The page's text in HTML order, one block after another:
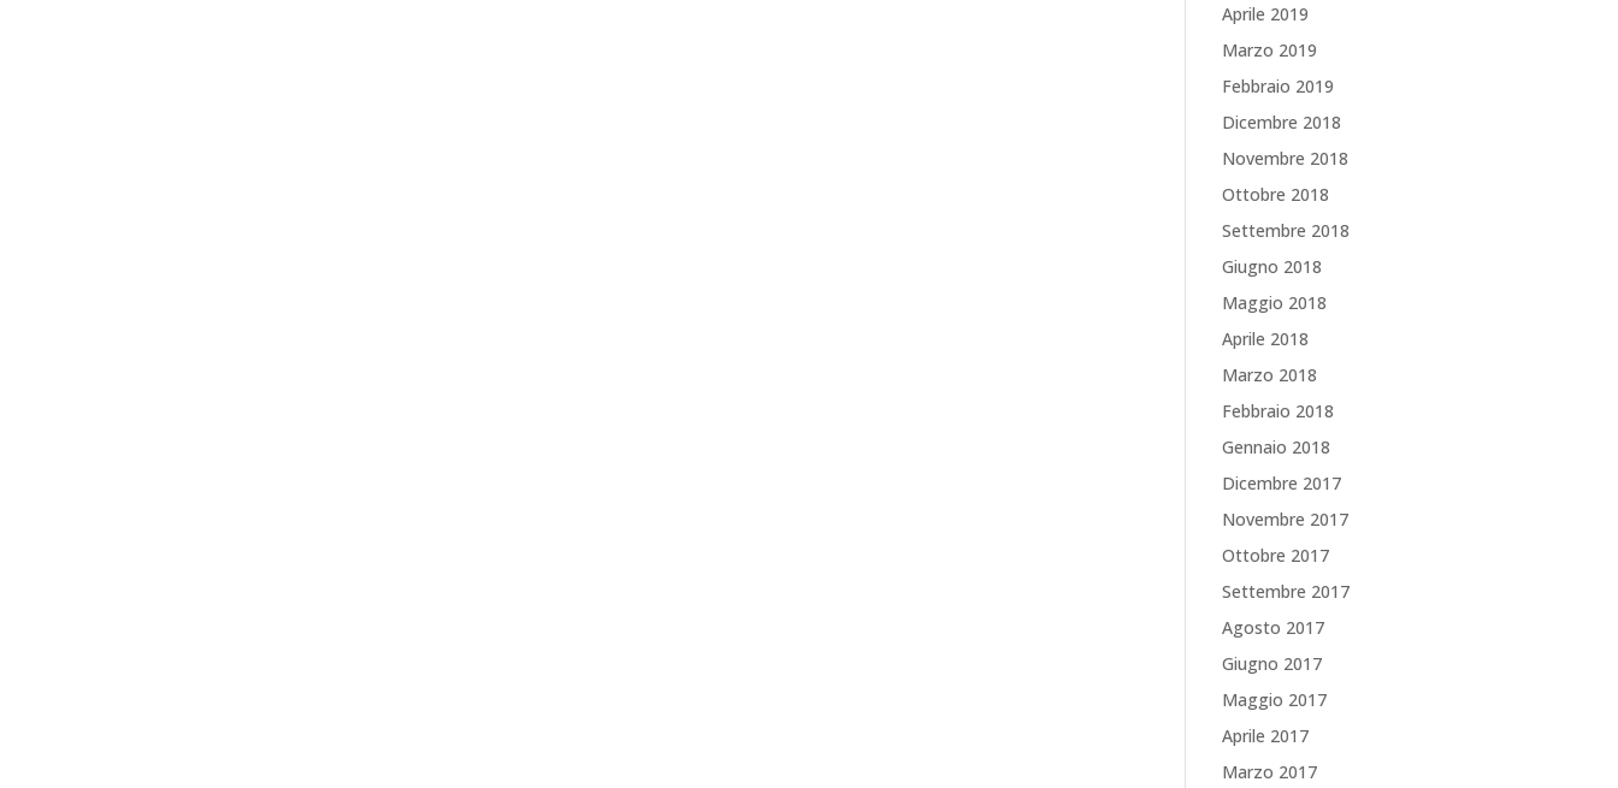
Aprile 2019
Marzo 2019
Febbraio 2019
Dicembre 2018
Novembre 2018
Ottobre 2018
Settembre 2018
Giugno 2018
Maggio 2018
Aprile 2018
Marzo 2018
Febbraio 2018
Gennaio 2018
Dicembre 2017
Novembre 2017
Ottobre 2017
Settembre 2017
Agosto 2017
Giugno 2017
Maggio 2017
Aprile 2017
Marzo 2017